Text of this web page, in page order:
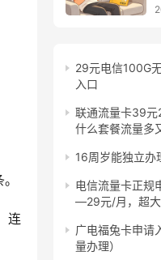
连
29元电信100G
入口
联通流量卡39
什么套餐流量多
16周岁能独立办
电信流量卡正规
—29元/月，超大
广电福兔卡申请
量办理）